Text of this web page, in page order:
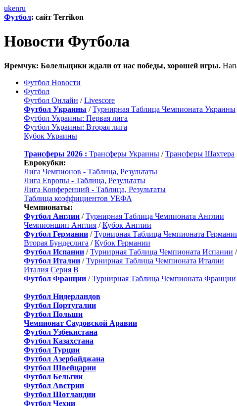
ukenru
Футбол: сайт Terrikon
Новости Футбола
Яремчук: Болельщики ждали от нас победы, хорошей игры.
Футбол Новости
Футбол
Футбол Онлайн /Livescore
Футбол Украины /Турнирная Таблица Чемпионата Украины
Футбол Украины: Первая лига
Футбол Украины: Вторая лига
Кубок Украины
Трансферы 2026 : Трансферы Украины /Трансферы Шахтера
Еврокубки:
Лига Чемпионов - Таблица, Результаты
Лига Европы - Таблица, Результаты
Лига Конференций - Таблица, Результаты
Таблица коэффициентов УЕФА
Чемпионаты:
Футбол Англии /Турнирная Таблица Чемпионата Англии
Чемпионшип Англия /Кубок Англии
Футбол Германии /Турнирная Таблица Чемпионата
Вторая Бундеслига /Кубок Германии
Футбол Испании /Турнирная Таблица Чемпионата Испании /
Футбол Италии /Турнирная Таблица Чемпионата Италии
Италия Серия B
Футбол Франции /Турнирная Таблица Чемпионата Франции
Футбол Нидерландов
Футбол Португалии
Футбол Польши
Чемпионат Саудовской Аравии
Футбол Узбекистана
Футбол Казахстана
Футбол Турции
Футбол Азербайджана
Футбол Швейцарии
Футбол Бельгии
Футбол Австрии
Футбол Шотландии
Футбол Чехии